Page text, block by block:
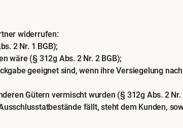
widerrufen:
2 Nr. 1 BGB);
wäre (§ 312g Abs. 2 Nr. 2 BGB);
geeignet sind, wenn ihre Versiegelung
Gütern vermischt wurden (§ 312g Abs. 2 Nr.
fällt, steht dem Kunden,